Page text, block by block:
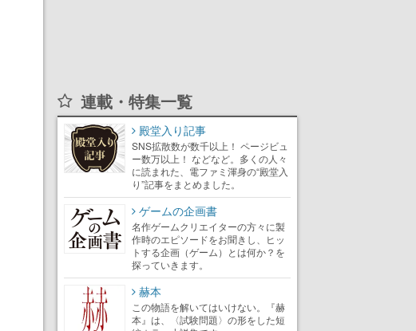
連載・特集一覧
殿堂入り記事
SNS拡散数が数千以上！ ページビュ
ー数万以上！ などなど。多くの人々
に読まれた、電ファミ渾身の“殿堂入
り”記事をまとめました。
ゲームの企画書
名作ゲームクリエイターの方々に製
作時のエピソードをお聞きし、ヒッ
トする企画（ゲーム）とは何か？を
探っていきます。
赫本
この物語を解いてはいけない。『赫
本』は、〈試験問題〉の形をした短